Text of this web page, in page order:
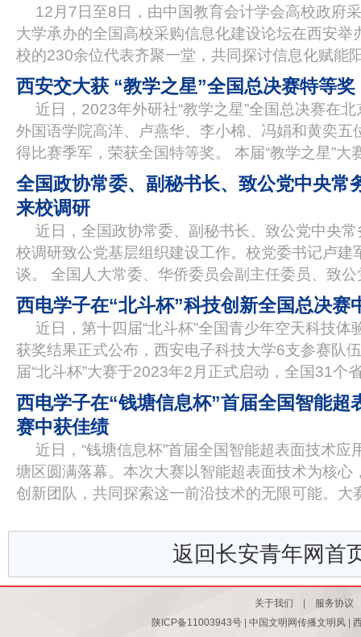
12月7日至8日，由中国教育会计学会高校政府
大学承办的全国高校采购信息化建设论坛在西安举
校的230余位代表齐聚一堂，共同探讨信息化赋能
西安交大获 “教学之星”全国总决赛特等奖
近日，2023年外研社“教学之星”全国总决赛在
外国语学院高洋、卢燕华、李小棉、冯娟和黄奕五
得比赛季军，荣获全国特等奖。 本届“教学之星”
全国政协常委、副秘书长、致公党中央常
来校调研
近日，全国政协常委、副秘书长、致公党中央
校调研致公党基层组织建设工作。校党委书记卢建
谈。 全国人大常委、华侨委员会副主任委员、致
西电学子在“北斗杯”科技创新全国总决赛
近日，第十四届“北斗杯”全国青少年空天科技体
获奖结果正式公布，西安电子科技大学6支参赛队
届“北斗杯”大赛于2023年2月正式启动，全国31个
西电学子在“钱塘信息杯”首届全国智能超
赛中获佳绩
近日，“钱塘信息杯”首届全国智能超表面技术应
塘区圆满落幕。本次大赛以智能超表面技术为核心
创新团队，共同探索这一前沿技术的无限可能。
返回长安青年网首
关于我们 服务协议
陕ICP备11003943号
中国文明网传播文明风